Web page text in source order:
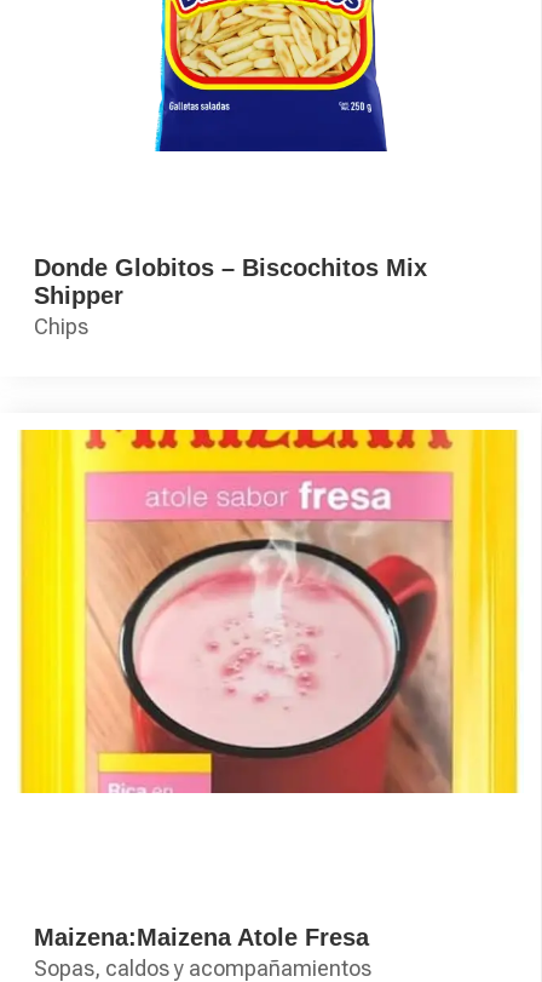
Donde Globitos – Biscochitos Mix
Shipper
Chips
Maizena:Maizena Atole Fresa
Sopas, caldos y acompañamientos